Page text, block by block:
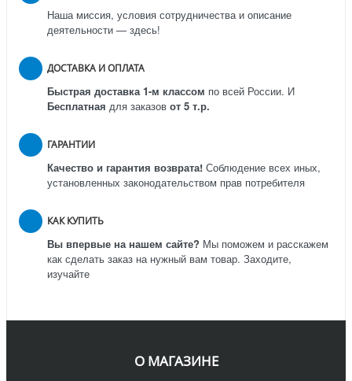
Наша миссия, условия сотрудничества и описание
деятельности — здесь!
ДОСТАВКА И ОПЛАТА
Быстрая доставка 1-м классом по всей России. И
Бесплатная для заказов от 5 т.р.
ГАРАНТИИ
Качество и гарантия возврата! Соблюдение всех иных,
установленных законодательством прав потребителя
КАК КУПИТЬ
Вы впервые на нашем сайте? Мы поможем и расскажем
как сделать заказ на нужный вам товар. Заходите,
изучайте
О МАГАЗИНЕ